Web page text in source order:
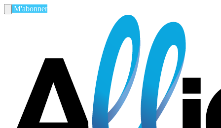
M'abonner